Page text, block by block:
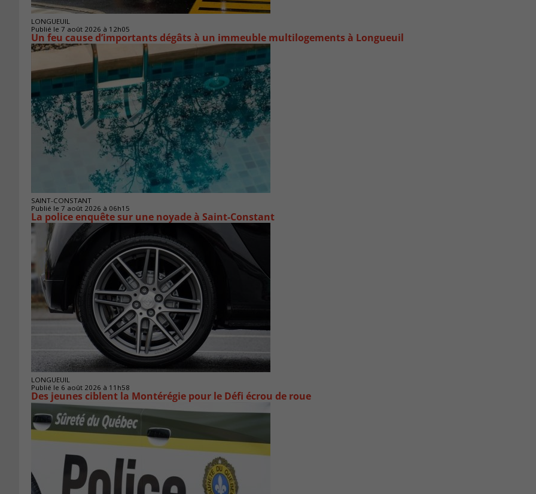
LONGUEUIL
Publié le 7 août 2026 à 12h05
Un feu cause d’importants dégâts à un immeuble multilogements à Longueuil
SAINT-CONSTANT
Publié le 7 août 2026 à 06h15
La police enquête sur une noyade à Saint-Constant
LONGUEUIL
Publié le 6 août 2026 à 11h58
Des jeunes ciblent la Montérégie pour le Défi écrou de roue